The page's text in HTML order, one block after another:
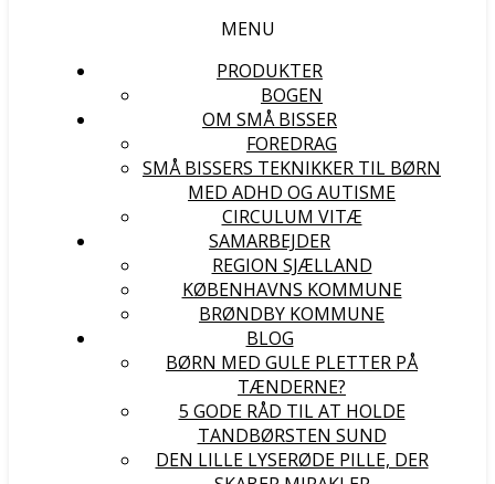
MENU
PRODUKTER
BOGEN
OM SMÅ BISSER
FOREDRAG
SMÅ BISSERS TEKNIKKER TIL BØRN
MED ADHD OG AUTISME
CIRCULUM VITÆ
SAMARBEJDER
REGION SJÆLLAND
KØBENHAVNS KOMMUNE
BRØNDBY KOMMUNE
BLOG
BØRN MED GULE PLETTER PÅ
TÆNDERNE?
5 GODE RÅD TIL AT HOLDE
TANDBØRSTEN SUND
DEN LILLE LYSERØDE PILLE, DER